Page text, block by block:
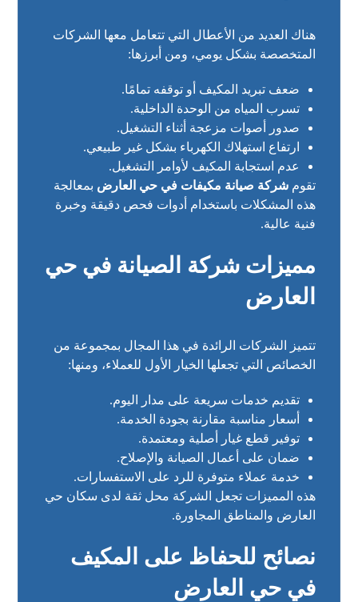
هناك العديد من الأعطال التي تتعامل معها الشركات
المتخصصة بشكل يومي، ومن أبرزها:
ضعف تبريد المكيف أو توقفه تمامًا.
تسرب المياه من الوحدة الداخلية.
صدور أصوات مزعجة أثناء التشغيل.
ارتفاع استهلاك الكهرباء بشكل غير طبيعي.
عدم استجابة المكيف لأوامر التشغيل.
تقومشركة صيانة مكيفات في حي العارض بمعالجة
هذه المشكلات باستخدام أدوات فحص دقيقة وخبرة
فنية عالية.
مميزات شركة الصيانة في حي
العارض
تتميز الشركات الرائدة في هذا المجال بمجموعة من
الخصائص التي تجعلها الخيار الأول للعملاء، ومنها:
تقديم خدمات سريعة على مدار اليوم.
أسعار مناسبة مقارنة بجودة الخدمة.
توفير قطع غيار أصلية ومعتمدة.
ضمان على أعمال الصيانة والإصلاح.
خدمة عملاء متوفرة للرد على الاستفسارات.
هذه المميزات تجعل الشركة محل ثقة لدى سكان حي
العارض والمناطق المجاورة.
نصائح للحفاظ على المكيف
في حي العارض